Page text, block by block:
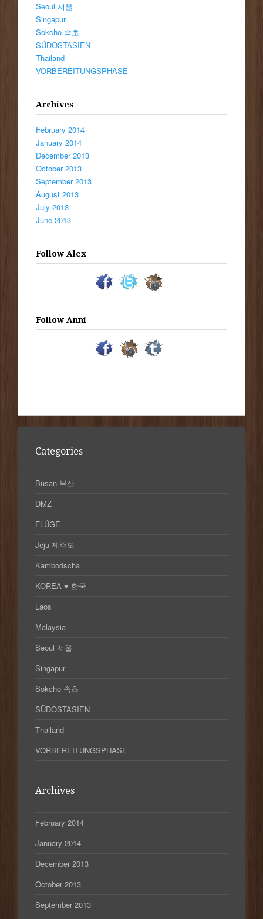
Seoul 서울
Singapur
Sokcho 속초
SÜDOSTASIEN
Thailand
VORBEREITUNGSPHASE
Archives
February 2014
January 2014
December 2013
October 2013
September 2013
August 2013
July 2013
June 2013
Follow Alex
Follow Anni
Categories
Busan 부산
DMZ
FLÜGE
Jeju 제주도
Kambodscha
KOREA ♥ 한국
Laos
Malaysia
Seoul 서울
Singapur
Sokcho 속초
SÜDOSTASIEN
Thailand
VORBEREITUNGSPHASE
Archives
February 2014
January 2014
December 2013
October 2013
September 2013